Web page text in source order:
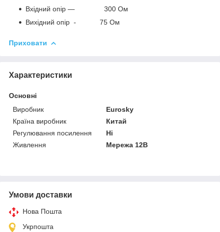
Вхідний опір — 300 Ом
Вихідний опір - 75 Ом
Приховати
Характеристики
Основні
Виробник
Eurosky
Країна виробник
Китай
Регулювання посилення
Ні
Живлення
Мережа 12В
Умови доставки
Нова Пошта
Укрпошта